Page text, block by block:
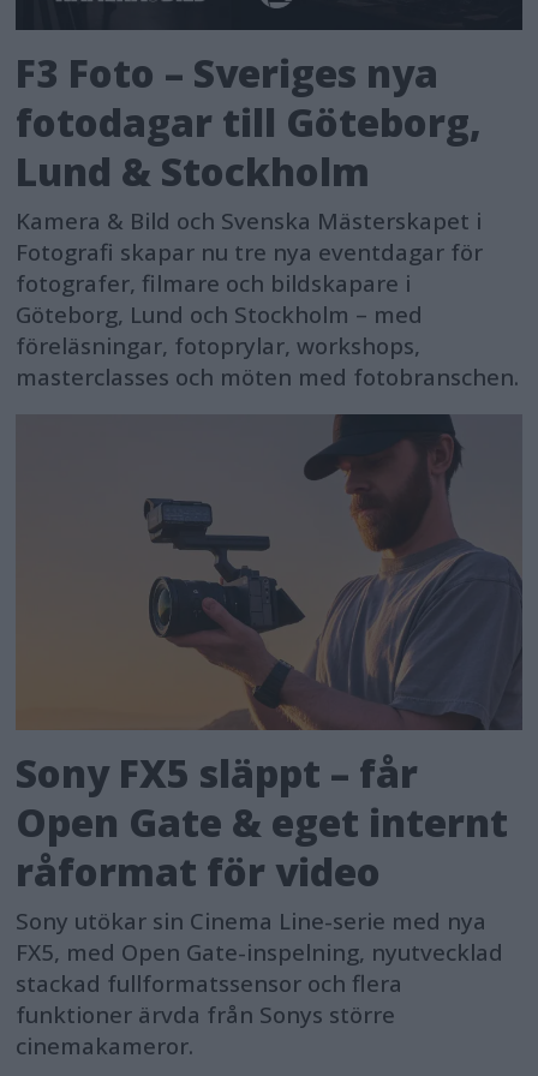
F3 Foto – Sveriges nya
fotodagar till Göteborg,
Lund & Stockholm
Kamera & Bild och Svenska Mästerskapet i
Fotografi skapar nu tre nya eventdagar för
fotografer, filmare och bildskapare i
Göteborg, Lund och Stockholm – med
föreläsningar, fotoprylar, workshops,
masterclasses och möten med fotobranschen.
Sony FX5 släppt – får
Open Gate & eget internt
råformat för video
Sony utökar sin Cinema Line-serie med nya
FX5, med Open Gate-inspelning, nyutvecklad
stackad fullformatssensor och flera
funktioner ärvda från Sonys större
cinemakameror.